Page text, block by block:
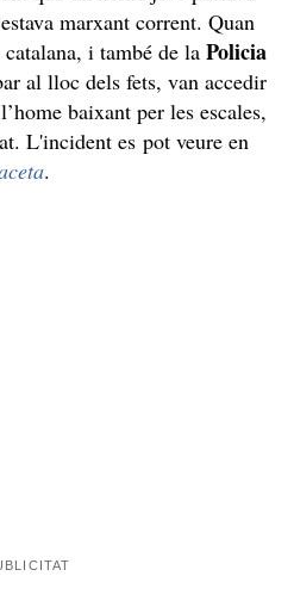
marxant corrent. Quan
i també de la Policia
al lloc dels fets, van accedir
baixant per les escales,
L'incident es pot veure en
.